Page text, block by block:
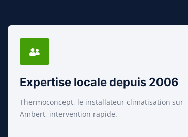
Expertise locale depuis 2006
Thermoconcept, le installateur climatisation sur
Ambert, intervention rapide.